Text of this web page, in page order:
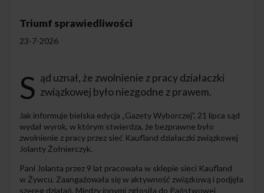
Triumf sprawiedliwości
23-7-2026
S ąd uznał, że zwolnienie z pracy działaczki
związkowej było niezgodne z prawem.
Jak informuje bielska edycja „Gazety Wyborczej”, 21 lipca sąd
wydał wyrok, w którym stwierdza, że bezprawne było
zwolnienie z pracy przez sieć Kaufland działaczki związkowej
Jolanty Żołnierczyk.
Pani Jolanta przez 9 lat pracowała w sklepie sieci Kaufland
w Żywcu. Zaangażowała się w aktywność związkową i podjęła
szereg działań. Między innymi zgłosiła do Państwowej